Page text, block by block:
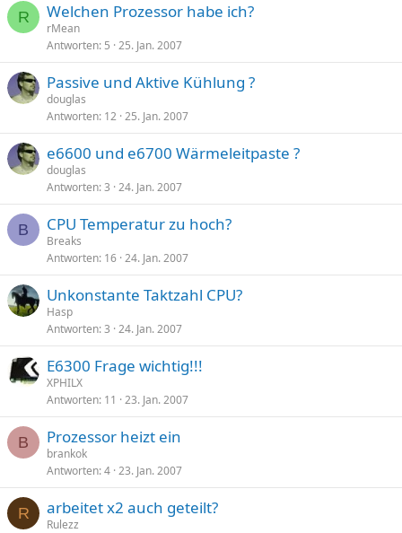
R Welchen Prozessor habe ich?
rMean
Antworten 5 25. Jan. 2007
Passive und Aktive Kühlung ?
douglas
Antworten 12 25. Jan. 2007
e6600 und e6700 Wärmeleitpaste ?
douglas
Antworten 3 24. Jan. 2007
B CPU Temperatur zu hoch?
Breaks
Antworten 16 24. Jan. 2007
Unkonstante Taktzahl CPU?
Hasp
Antworten 3 24. Jan. 2007
E6300 Frage wichtig!!!
XPHILX
Antworten 11 23. Jan. 2007
B Prozessor heizt ein
brankok
Antworten 4 23. Jan. 2007
R arbeitet x2 auch geteilt?
Rulezz